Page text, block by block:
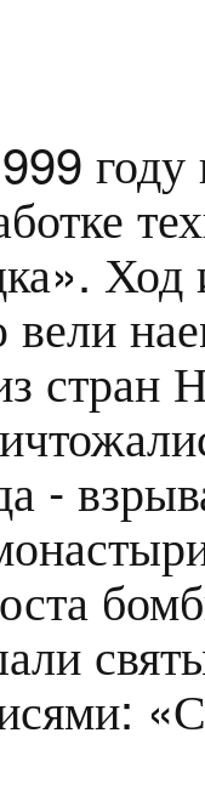
году
Ход
-